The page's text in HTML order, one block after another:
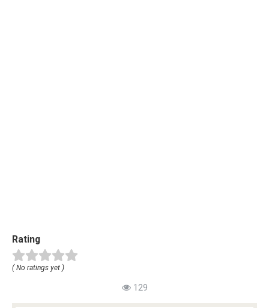
Rating
( No ratings yet )
129